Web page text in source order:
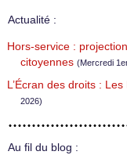
Actualité :
Hors-service :
citoyennes (Mercredi
L’Écran des droits :
2026)
Au fil du blog :